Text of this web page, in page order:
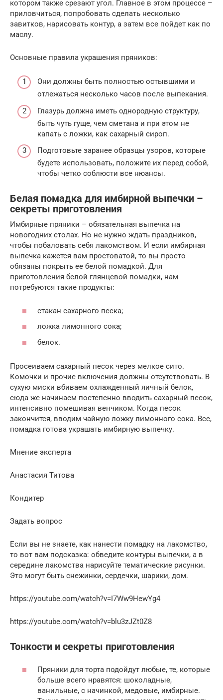
котором также срезают угол. Главное в этом процессе –
приловчиться, попробовать сделать несколько
завитков, нарисовать контур, а затем все пойдет как по
маслу.
Основные правила украшения пряников:
Они должны быть полностью остывшими и
отлежаться несколько часов после выпекания.
Глазурь должна иметь однородную структуру,
быть чуть гуще, чем сметана и при этом не
капать с ложки, как сахарный сироп.
Подготовьте заранее образцы узоров, которые
будете использовать, положите их перед собой,
чтобы четко соблюсти все нюансы.
Белая помадка для имбирной выпечки –
секреты приготовления
Имбирные пряники – обязательная выпечка на
новогодних столах. Но не нужно ждать праздников,
чтобы побаловать себя лакомством. И если имбирная
выпечка кажется вам простоватой, то вы просто
обязаны покрыть ее белой помадкой. Для
приготовления белой глянцевой помадки, нам
потребуются такие продукты:
стакан сахарного песка;
ложка лимонного сока;
белок.
Просеиваем сахарный песок через мелкое сито.
Комочки и прочие включения должны отсутствовать. В
сухую миски вбиваем охлажденный яичный белок,
сюда же начинаем постепенно вводить сахарный песок,
интенсивно помешивая венчиком. Когда песок
закончится, вводим чайную ложку лимонного сока. Все,
помадка готова украшать имбирную выпечку.
Мнение эксперта
Анастасия Титова
Кондитер
Задать вопрос
Если вы не знаете, как нанести помадку на лакомство,
то вот вам подсказка: обведите контуры выпечки, а в
середине лакомства нарисуйте тематические рисунки.
Это могут быть снежинки, сердечки, шарики, дом.
https://youtube.com/watch?v=I7Ww9HewYg4
https://youtube.com/watch?v=blu3zJZt0Z8
Тонкости и секреты приготовления
Пряники для торта подойдут любые, те, которые
больше всего нравятся: шоколадные,
ванильные, с начинкой, медовые, имбирные.